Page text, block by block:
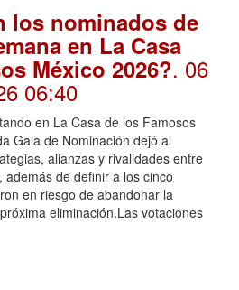
los nominados de
en La Casa
México 2026?. 06
06:40
en La Casa de los Famosos
Gala de Nominación dejó al
alianzas y rivalidades entre
además de definir a los cinco
en riesgo de abandonar la
eliminación.Las votaciones